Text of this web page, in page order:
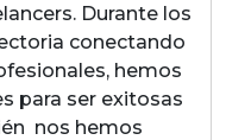
Durante los
conectando
hemos
para ser exitosas
nos hemos